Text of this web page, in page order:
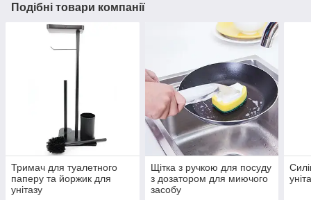
Подібні товари компанії
Тримач для туалетного
паперу та йоржик для
унітазу
Щітка з ручкою для посуду
з дозатором для миючого
засобу